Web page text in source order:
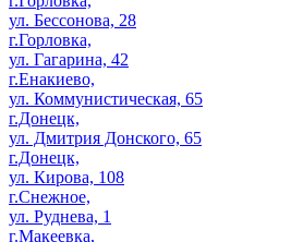
ул. Бессонова, 28
г.Горловка,
ул. Гагарина, 42
г.Енакиево,
ул. Коммунистическая, 65
г.Донецк,
ул. Дмитрия Донского, 65
г.Донецк,
ул. Кирова, 108
г.Снежное,
ул. Руднева, 1
г.Макеевка,